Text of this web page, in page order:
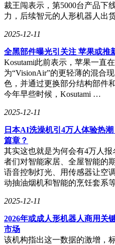
裁王闯表示，第5000台产品下
力，后续智元的人形机器人出
2025-12-11
全黑部件曝光引关注 苹果或推
Kosutami此前表示，苹果一直
为“VisionAir”的更轻薄的混合
色，并通过更换部分结构部件
今年早些时候，Kosutami …
2025-12-11
日本AI洗澡机引4万人体验热
篇章？
其实这也就是为何会有4万人
者们对智能家居、全屋智能的
语音控制灯光、用传感器让空
动抽油烟机和智能的烹饪套系
2025-12-11
2026年或成人形机器人商用关
市场
该机构指出这一数据的激增，